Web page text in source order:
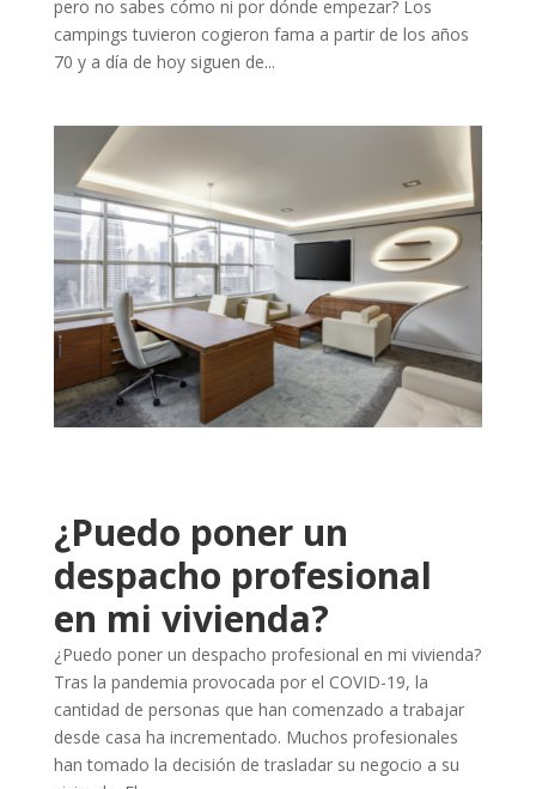
pero no sabes cómo ni por dónde empezar? Los
campings tuvieron cogieron fama a partir de los años
70 y a día de hoy siguen de...
¿Puedo poner un
despacho profesional
en mi vivienda?
¿Puedo poner un despacho profesional en mi vivienda?
Tras la pandemia provocada por el COVID-19, la
cantidad de personas que han comenzado a trabajar
desde casa ha incrementado. Muchos profesionales
han tomado la decisión de trasladar su negocio a su